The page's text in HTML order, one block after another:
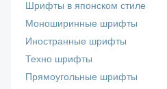
Шрифты в японском стиле
Моноширинные шрифты
Иностранные шрифты
Техно шрифты
Прямоугольные шрифты